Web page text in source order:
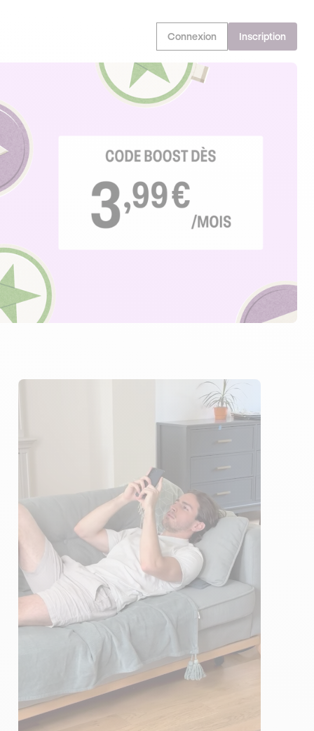
OFFRE EXCLUSIVE
Connexion Inscription